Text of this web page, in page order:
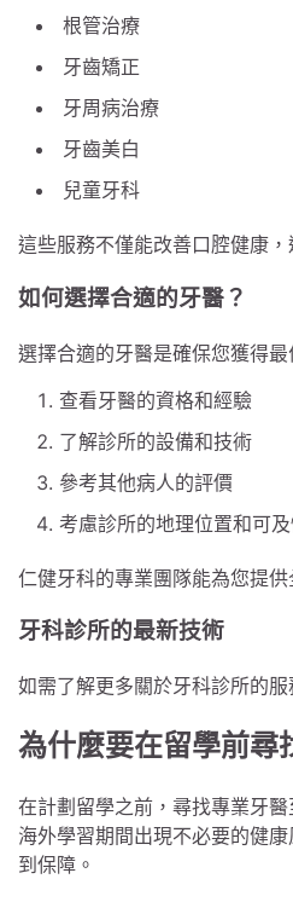
根管治療
牙齒矯正
牙周病治療
牙齒美白
兒童牙科
這些服務不僅能改善口腔健康
如何選擇合適的牙醫？
選擇合適的牙醫是確保您獲得
查看牙醫的資格和經驗
了解診所的設備和技術
參考其他病人的評價
考慮診所的地理位置和可
仁健牙科的專業團隊能為您提
牙科診所的最新技術
如需了解更多關於牙科診所的服
為什麼要在留學前尋
在計劃留學之前，尋找專業牙
海外學習期間出現不必要的健
到保障。